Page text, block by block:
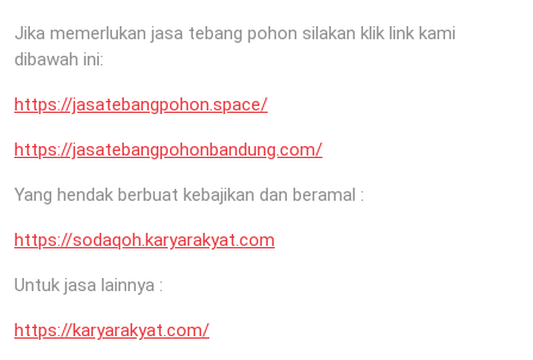
Jika memerlukan jasa tebang pohon silakan klik link kami
dibawah ini:
https://jasatebangpohon.space/
https://jasatebangpohonbandung.com/
Yang hendak berbuat kebajikan dan beramal :
https://sodaqoh.karyarakyat.com
Untuk jasa lainnya :
https://karyarakyat.com/